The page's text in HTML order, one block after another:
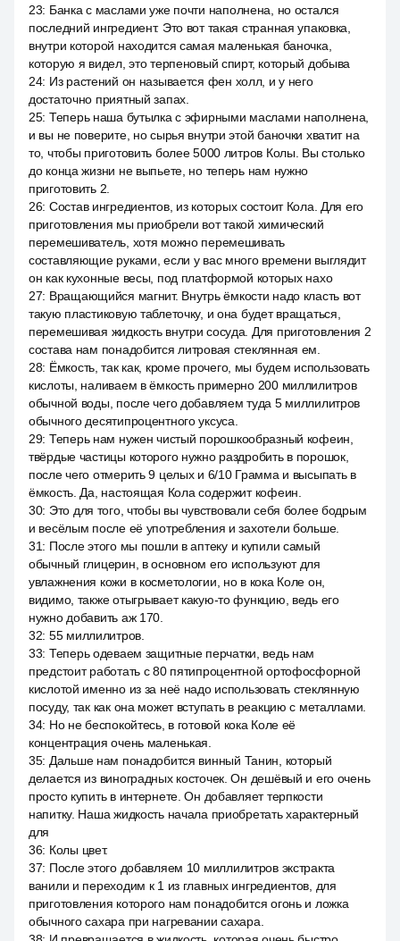
23: Банка с маслами уже почти наполнена, но остался
последний ингредиент. Это вот такая странная упаковка,
внутри которой находится самая маленькая баночка,
которую я видел, это терпеновый спирт, который добыва
24: Из растений он называется фен холл, и у него
достаточно приятный запах.
25: Теперь наша бутылка с эфирными маслами наполнена,
и вы не поверите, но сырья внутри этой баночки хватит на
то, чтобы приготовить более 5000 литров Колы. Вы столько
до конца жизни не выпьете, но теперь нам нужно
приготовить 2.
26: Состав ингредиентов, из которых состоит Кола. Для его
приготовления мы приобрели вот такой химический
перемешиватель, хотя можно перемешивать
составляющие руками, если у вас много времени выглядит
он как кухонные весы, под платформой которых нахо
27: Вращающийся магнит. Внутрь ёмкости надо класть вот
такую пластиковую таблеточку, и она будет вращаться,
перемешивая жидкость внутри сосуда. Для приготовления 2
состава нам понадобится литровая стеклянная ем.
28: Ёмкость, так как, кроме прочего, мы будем использовать
кислоты, наливаем в ёмкость примерно 200 миллилитров
обычной воды, после чего добавляем туда 5 миллилитров
обычного десятипроцентного уксуса.
29: Теперь нам нужен чистый порошкообразный кофеин,
твёрдые частицы которого нужно раздробить в порошок,
после чего отмерить 9 целых и 6/10 Грамма и высыпать в
ёмкость. Да, настоящая Кола содержит кофеин.
30: Это для того, чтобы вы чувствовали себя более бодрым
и весёлым после её употребления и захотели больше.
31: После этого мы пошли в аптеку и купили самый
обычный глицерин, в основном его используют для
увлажнения кожи в косметологии, но в кока Коле он,
видимо, также отыгрывает какую-то функцию, ведь его
нужно добавить аж 170.
32: 55 миллилитров.
33: Теперь одеваем защитные перчатки, ведь нам
предстоит работать с 80 пятипроцентной ортофосфорной
кислотой именно из за неё надо использовать стеклянную
посуду, так как она может вступать в реакцию с металлами.
34: Но не беспокойтесь, в готовой кока Коле её
концентрация очень маленькая.
35: Дальше нам понадобится винный Танин, который
делается из виноградных косточек. Он дешёвый и его очень
просто купить в интернете. Он добавляет терпкости
напитку. Наша жидкость начала приобретать характерный
для
36: Колы цвет.
37: После этого добавляем 10 миллилитров экстракта
ванили и переходим к 1 из главных ингредиентов, для
приготовления которого нам понадобится огонь и ложка
обычного сахара при нагревании сахара.